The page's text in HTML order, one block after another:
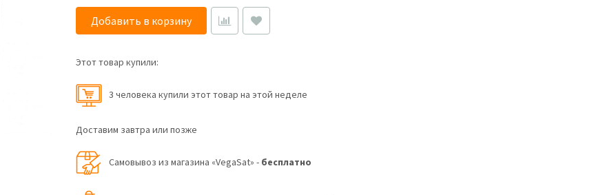
Добавить в корзину
Этот товар купили:
3 человекa купили этот товар на этой неделе
Доставим завтра или позже
Самовывоз из магазина «VegaSat» - бесплатно